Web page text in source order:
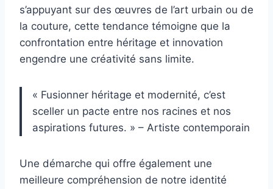
s’appuyant sur des œuvres de l’art urbain ou de
la couture, cette tendance témoigne que la
confrontation entre héritage et innovation
engendre une créativité sans limite.
« Fusionner héritage et modernité, c’est
sceller un pacte entre nos racines et nos
aspirations futures. » – Artiste contemporain
Une démarche qui offre également une
meilleure compréhension de notre identité